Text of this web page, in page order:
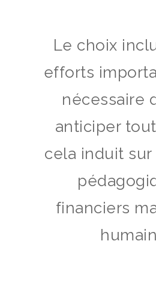
Le choix
efforts
nécessaire
anticiper
cela induit sur
financiers